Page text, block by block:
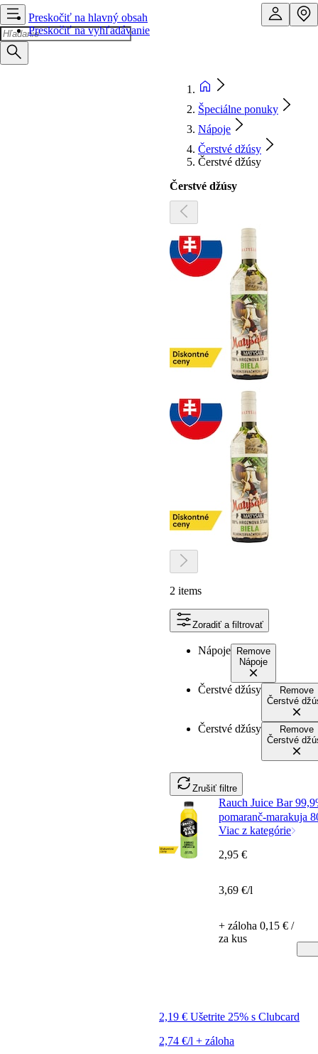
Preskočiť na hlavný obsah
Preskočiť na vyhľadávanie
Špeciálne ponuky
Nápoje
Čerstvé džúsy
Čerstvé džúsy
Čerstvé džúsy
2 items
Zoradiť a filtrovať
Nápoje Remove
Nápoje
Čerstvé džúsy
Remove
Čerstvé
Čerstvé džúsy
Remove
Čerstvé
Zrušiť filtre
Rauch Juice Bar
pomaranč-marakuja
Viac z kategórie
2,19 € Ušetrite 25% s Clubcard
2,74 €/l + záloha
2,95 €
3,69 €/l
+ záloha 0,15 € /
za kus